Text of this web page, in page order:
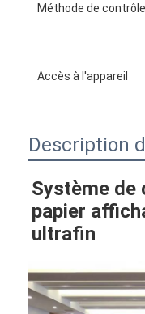
Aperçu
Méthode de contrôle
Accès à l'appareil
Description
Système de
papier
ultrafin